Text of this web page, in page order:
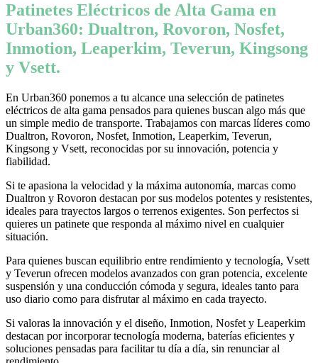
Patinetes Eléctricos de Alta Gama en
Urban360: Dualtron, Rovoron, Nosfet,
Inmotion, Leaperkim, Teverun, Kingsong
y Vsett.
En Urban360 ponemos a tu alcance una selección de patinetes
eléctricos de alta gama pensados para quienes buscan algo más que
un simple medio de transporte. Trabajamos con marcas líderes como
Dualtron, Rovoron, Nosfet, Inmotion, Leaperkim, Teverun,
Kingsong y Vsett, reconocidas por su innovación, potencia y
fiabilidad.
Si te apasiona la velocidad y la máxima autonomía, marcas como
Dualtron y Rovoron destacan por sus modelos potentes y resistentes,
ideales para trayectos largos o terrenos exigentes. Son perfectos si
quieres un patinete que responda al máximo nivel en cualquier
situación.
Para quienes buscan equilibrio entre rendimiento y tecnología, Vsett
y Teverun ofrecen modelos avanzados con gran potencia, excelente
suspensión y una conducción cómoda y segura, ideales tanto para
uso diario como para disfrutar al máximo en cada trayecto.
Si valoras la innovación y el diseño, Inmotion, Nosfet y Leaperkim
destacan por incorporar tecnología moderna, baterías eficientes y
soluciones pensadas para facilitar tu día a día, sin renunciar al